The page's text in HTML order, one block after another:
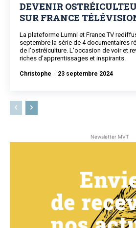
DEVENIR
SUR FRANCE
La plateforme Lumni et France TV
septembre la série de 4 documentaires
de l'ostréiculture. L'occasion de voir et
riches d'apprentissages et inspirants.
Christophe - 23 septembre 2024
Newsletter MVT